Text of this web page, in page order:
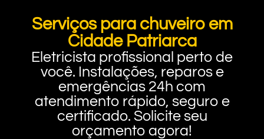
Serviços para chuveiro em
Cidade Patriarca
Eletricista profissional perto de
você. Instalações, reparos e
emergências 24h com
atendimento rápido, seguro e
certificado. Solicite seu
orçamento agora!